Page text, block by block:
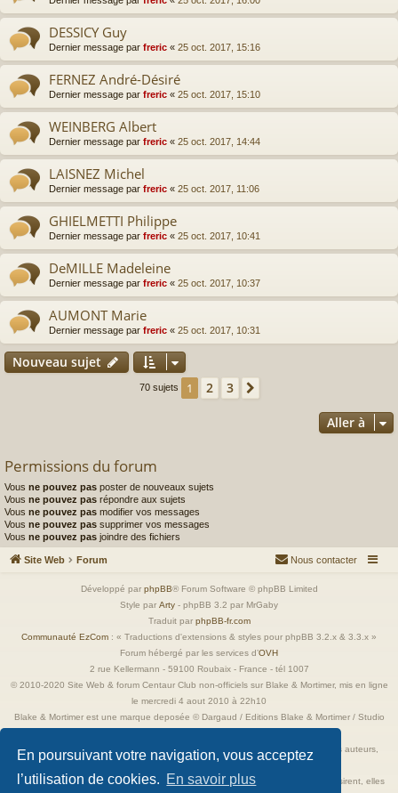
En poursuivant votre navigation, vous acceptez
l’utilisation de cookies. En savoir plus
DESSICY Guy
Dernier message par freric « 25 oct. 2017, 15:16
FERNEZ André-Désiré
Dernier message par freric « 25 oct. 2017, 15:10
WEINBERG Albert
Dernier message par freric « 25 oct. 2017, 14:44
LAISNEZ Michel
Dernier message par freric « 25 oct. 2017, 11:06
GHIELMETTI Philippe
Dernier message par freric « 25 oct. 2017, 10:41
DeMILLE Madeleine
Dernier message par freric « 25 oct. 2017, 10:37
AUMONT Marie
Dernier message par freric « 25 oct. 2017, 10:31
Nouveau sujet
70 sujets 1 2 3
Aller à
Permissions du forum
Vous ne pouvez pas poster de nouveaux sujets
Vous ne pouvez pas répondre aux sujets
Vous ne pouvez pas modifier vos messages
Vous ne pouvez pas supprimer vos messages
Vous ne pouvez pas joindre des fichiers
Site Web Forum Nous contacter
Développé par phpBB® Forum Software © phpBB Limited
Style par Arty - phpBB 3.2 par MrGaby
Traduit par phpBB-fr.com
Communauté EzCom : « Traductions d'extensions & styles pour phpBB 3.2.x & 3.3.x »
Forum hébergé par les services d’OVH
2 rue Kellermann - 59100 Roubaix - France - tél 1007
© 2010-2020 Site Web & forum Centaur Club non-officiels sur Blake & Mortimer, mis en ligne
le mercredi 4 aout 2010 à 22h10
Blake & Mortimer est une marque deposée © Dargaud / Editions Blake & Mortimer / Studio
Toutes les images incluses dans ces pages sont la propriété exclusive de leurs auteurs,
ayant droits et/ou éditeurs.
Elles ne sont ici qu'à titre de référence ou d'illustration. Si les propriétaires le désirent, elles